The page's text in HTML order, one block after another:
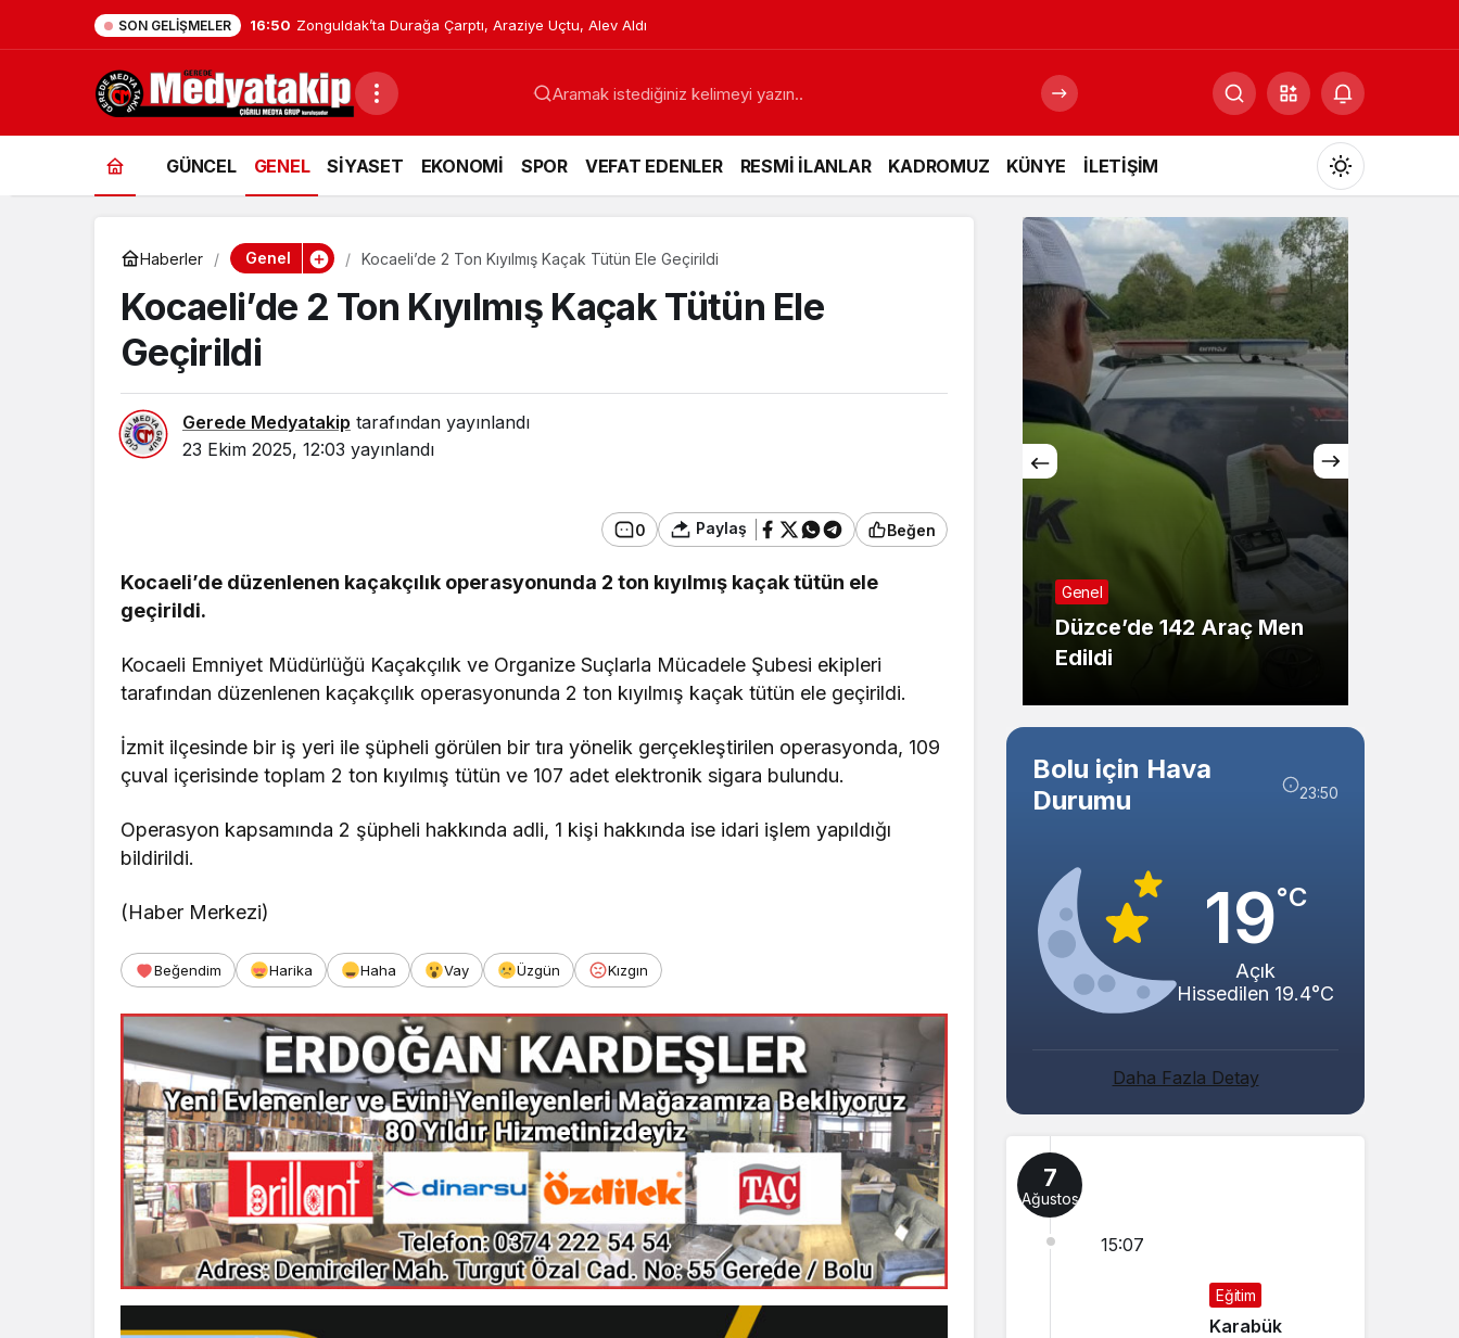
SON GELIŞMELER 16:48 Zonguldak’taki Hastaneler Afetlere Karşı Hazırlanıyor
GÜNCEL GENEL SİYASET EKONOMİ SPOR VEFAT EDENLER RESMİ İLANLAR KADROMUZ KÜNYE İLETİŞİM
Mod
değiştir
Gündüz Modu
Gündüz modunu seçin.
Gece Modu
Gece modunu seçin.
Sistem modunu seçin.
Haberler Genel Kocaeli’de 2 Ton Kıyılmış Kaçak Tütün Ele Geçirildi
Kocaeli’de 2 Ton Kıyılmış Kaçak Tütün Ele
Geçirildi
Gerede Medyatakip tarafından yayınlandı
23 Ekim 2025, 12:03 yayınlandı
0 Paylaş Beğen
Kocaeli’de düzenlenen kaçakçılık operasyonunda 2 ton kıyılmış kaçak tütün ele
geçirildi.
Kocaeli Emniyet Müdürlüğü Kaçakçılık ve Organize Suçlarla Mücadele Şubesi ekipleri
tarafından düzenlenen kaçakçılık operasyonunda 2 ton kıyılmış kaçak tütün ele geçirildi.
İzmit ilçesinde bir iş yeri ile şüpheli görülen bir tıra yönelik gerçekleştirilen operasyonda, 109
çuval içerisinde toplam 2 ton kıyılmış tütün ve 107 adet elektronik sigara bulundu.
Operasyon kapsamında 2 şüpheli hakkında adli, 1 kişi hakkında ise idari işlem yapıldığı
bildirildi.
(Haber Merkezi)
Beğendim Harika Haha Vay Üzgün Kızgın
Zonguldak’ta Durağa
Alev Aldı
Zonguldak’taki
Karşı Hazırlanıyor
Genel
Düzce’de 142 Araç Men
Edildi
Bolu için Hava
Durumu
23:50
19°C
Açık
Hissedilen 19.4°C
Daha Fazla Detay
7
Ağustos
15:07
Eğitim
Karabük